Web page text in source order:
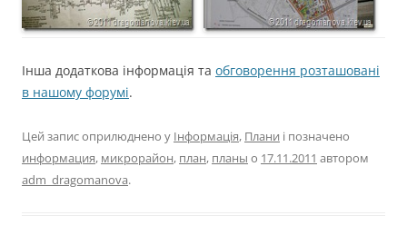
Інша додаткова інформація та обговорення розташовані
в нашому форумі.
Цей запис оприлюднено у Інформація, Плани і позначено
информация, микрорайон, план, планы о 17.11.2011 автором
adm_dragomanova.